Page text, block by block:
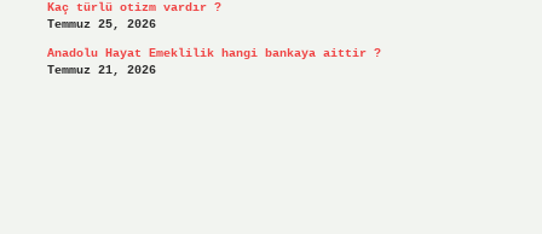
Kaç türlü otizm vardır ?
Temmuz 25, 2026
Anadolu Hayat Emeklilik hangi bankaya aittir ?
Temmuz 21, 2026